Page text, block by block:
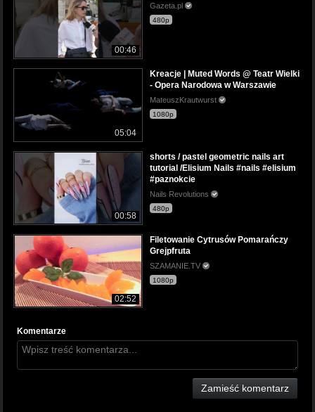
00:46
Gazeta.pl
480p
05:04
Kreacje | Muted Words @ Teatr Wielki
- Opera Narodowa w Warszawie
MateuszKrautwurst
1080p
00:58
shorts / pastel geometric nails art
tutorial /Elisium Nails #nails #elisium
#paznokcie
Nails Revolutions
480p
02:52
Filetowanie Cytrusów Pomarańczy
Grejpfruta
SZAMANIE.TV
1080p
Komentarze
Zamieść komentarz